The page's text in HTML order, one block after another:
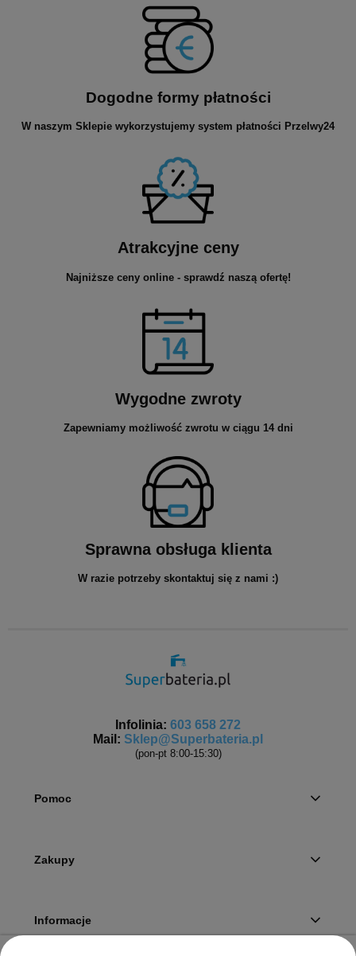
Dogodne formy płatności
W naszym Sklepie wykorzystujemy system płatności Przelwy24
Atrakcyjne ceny
Najniższe ceny online - sprawdź naszą ofertę!
Wygodne zwroty
Zapewniamy możliwość zwrotu w ciągu 14 dni
Sprawna obsługa klienta
W razie potrzeby skontaktuj się z nami :)
Infolinia: 603 658 272
Mail: Sklep@Superbateria.pl
(pon-pt 8:00-15:30)
Pomoc
Zakupy
Informacje